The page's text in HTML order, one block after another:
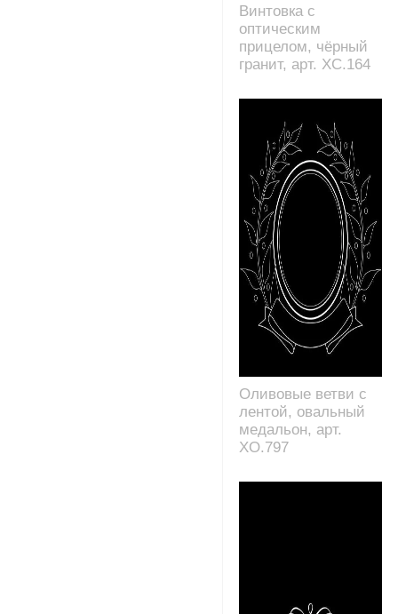
Винтовка с
оптическим
прицелом, чёрный
гранит, арт. XC.164
Оливовые ветви с
лентой, овальный
медальон, арт.
XO.797